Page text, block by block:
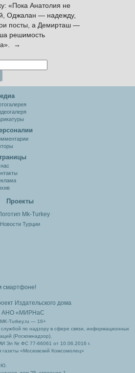
«Пока Анатолия не
Оджалан — надежду,
посты, а Демирташ —
решимость
→
Проекты
Новости Турции
смартфоне!
Издательского дома
АНО «МИРНаС
Turkey.ru — 16+
по надзору в сфере связи, информационных
(Роскомнадзор).
Эл № ФС 77-66061 от 10.06.2016 г.
«Московский Комсомолец»